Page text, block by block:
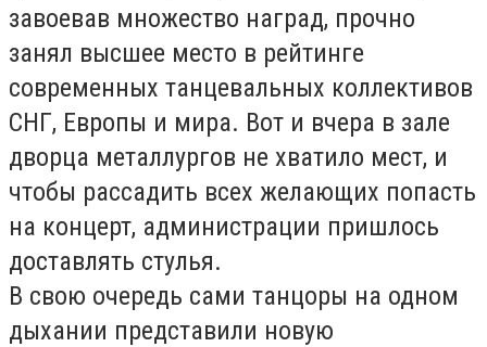
завоевав множество наград, прочно
занял высшее место в рейтинге
современных танцевальных коллективов
СНГ, Европы и мира. Вот и вчера в зале
дворца металлургов не хватило мест, и
чтобы рассадить всех желающих попасть
на концерт, администрации пришлось
доставлять стулья.
В свою очередь сами танцоры на одном
дыхании представили новую